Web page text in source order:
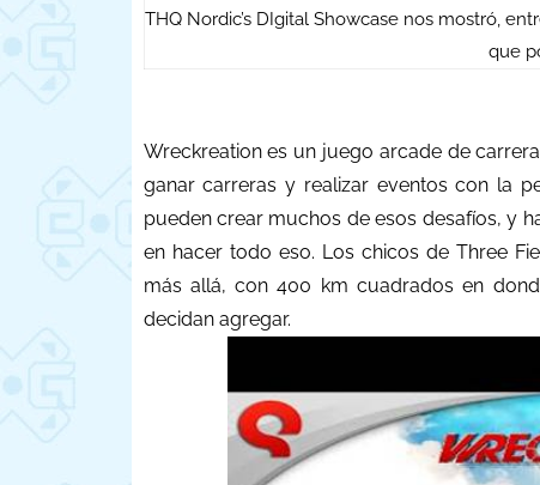
THQ Nordic’s DIgital Showcase nos mostró,
que
Wreckreation es un juego arcade de
ganar carreras y realizar eventos con la
pueden crear muchos de esos desafíos, y
en hacer todo eso. Los chicos de Three
más allá, con 400 km cuadrados en
decidan agregar.